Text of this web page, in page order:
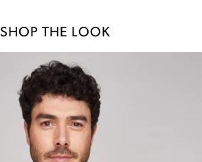
SHOP THE LOOK